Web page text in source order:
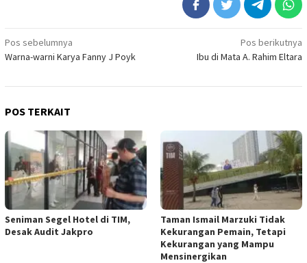
Navigasi
pos
Pos sebelumnya
Warna-warni Karya Fanny J Poyk
Pos berikutnya
Ibu di Mata A. Rahim Eltara
POS TERKAIT
Seniman Segel Hotel di TIM,
Desak Audit Jakpro
Taman Ismail Marzuki Tidak
Kekurangan Pemain, Tetapi
Kekurangan yang Mampu
Mensinergikan